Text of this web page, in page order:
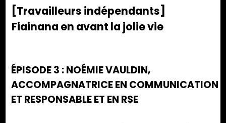
[Travailleurs indépendants]
Fiainana en avant la jolie vie
ÉPISODE 3 : NOÉMIE VAULDIN,
ACCOMPAGNATRICE EN COMMUNICATION
ET RESPONSABLE ET EN RSE